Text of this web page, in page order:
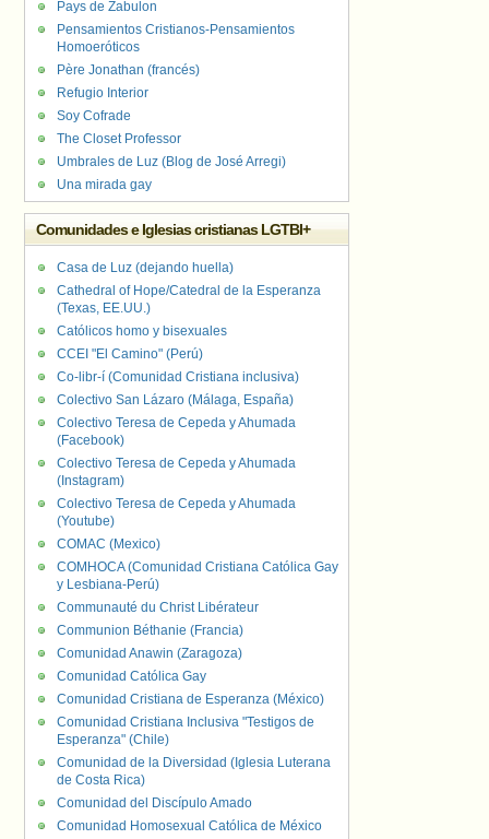
Pays de Zabulon
Pensamientos Cristianos-Pensamientos
Homoeróticos
Père Jonathan (francés)
Refugio Interior
Soy Cofrade
The Closet Professor
Umbrales de Luz (Blog de José Arregi)
Una mirada gay
Comunidades e Iglesias cristianas LGTBI+
Casa de Luz (dejando huella)
Cathedral of Hope/Catedral de la Esperanza
(Texas, EE.UU.)
Católicos homo y bisexuales
CCEI "El Camino" (Perú)
Co-libr-í (Comunidad Cristiana inclusiva)
Colectivo San Lázaro (Málaga, España)
Colectivo Teresa de Cepeda y Ahumada
(Facebook)
Colectivo Teresa de Cepeda y Ahumada
(Instagram)
Colectivo Teresa de Cepeda y Ahumada
(Youtube)
COMAC (Mexico)
COMHOCA (Comunidad Cristiana Católica Gay
y Lesbiana-Perú)
Communauté du Christ Libérateur
Communion Béthanie (Francia)
Comunidad Anawin (Zaragoza)
Comunidad Católica Gay
Comunidad Cristiana de Esperanza (México)
Comunidad Cristiana Inclusiva "Testigos de
Esperanza" (Chile)
Comunidad de la Diversidad (Iglesia Luterana
de Costa Rica)
Comunidad del Discípulo Amado
Comunidad Homosexual Católica de México